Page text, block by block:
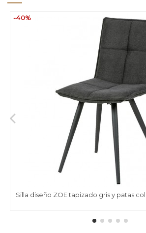
-40%
Silla diseño ZOE tapizado gris y patas